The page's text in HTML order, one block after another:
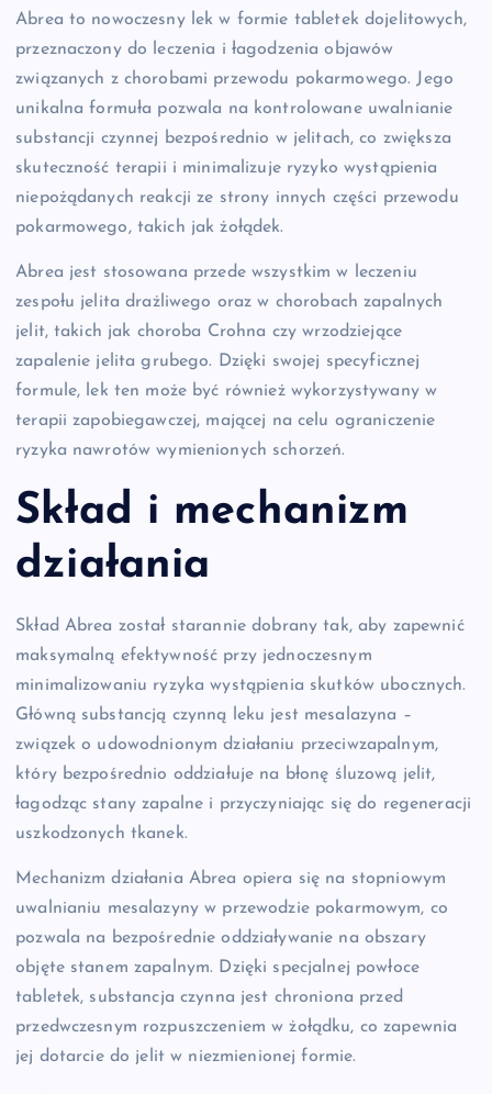
Abrea to nowoczesny lek w formie tabletek dojelitowych,
przeznaczony do leczenia i łagodzenia objawów
związanych z chorobami przewodu pokarmowego. Jego
unikalna formuła pozwala na kontrolowane uwalnianie
substancji czynnej bezpośrednio w jelitach, co zwiększa
skuteczność terapii i minimalizuje ryzyko wystąpienia
niepożądanych reakcji ze strony innych części przewodu
pokarmowego, takich jak żołądek.
Abrea jest stosowana przede wszystkim w leczeniu
zespołu jelita drażliwego oraz w chorobach zapalnych
jelit, takich jak choroba Crohna czy wrzodziejące
zapalenie jelita grubego. Dzięki swojej specyficznej
formule, lek ten może być również wykorzystywany w
terapii zapobiegawczej, mającej na celu ograniczenie
ryzyka nawrotów wymienionych schorzeń.
Skład i mechanizm
działania
Skład Abrea został starannie dobrany tak, aby zapewnić
maksymalną efektywność przy jednoczesnym
minimalizowaniu ryzyka wystąpienia skutków ubocznych.
Główną substancją czynną leku jest mesalazyna –
związek o udowodnionym działaniu przeciwzapalnym,
który bezpośrednio oddziałuje na błonę śluzową jelit,
łagodząc stany zapalne i przyczyniając się do regeneracji
uszkodzonych tkanek.
Mechanizm działania Abrea opiera się na stopniowym
uwalnianiu mesalazyny w przewodzie pokarmowym, co
pozwala na bezpośrednie oddziaływanie na obszary
objęte stanem zapalnym. Dzięki specjalnej powłoce
tabletek, substancja czynna jest chroniona przed
przedwczesnym rozpuszczeniem w żołądku, co zapewnia
jej dotarcie do jelit w niezmienionej formie.